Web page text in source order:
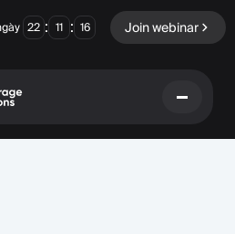
22 : 11 : 15 Join webinar